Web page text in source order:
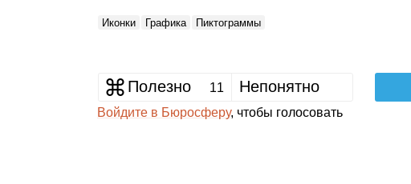
Иконки Графика Пиктограммы
Полезно 11 Непонятно
Войдите в Бюросферу, чтобы голосовать